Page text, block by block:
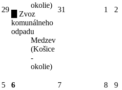
29
okolie)
Zvoz
komunálneho
odpadu
Medzev
(Košice
-
okolie)
31 1 2
5 6 7 8 9